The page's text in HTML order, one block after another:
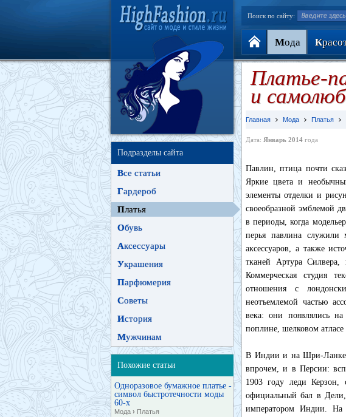
Поиск по сайту:
Мода К
Подразделы сайта
Все статьи
Гардероб
Платья
Обувь
Аксессуары
Украшения
Парфюмерия
Советы
История
Мужчинам
Похожие статьи
Одноразовое бумажное платье -
символ быстротечности моды
60-х
Мода › Платья
Платье-
и
Главная Мода Платья
Дата: Январь 2014 года
Павлин, птица почти
Яркие цвета и
элементы отделки и
своеобразной эмблемой
в периоды, когда
перья павлина служили
аксессуаров, а также
тканей Артура
Коммерческая студия
отношения с
неотъемлемой частью
века: они появлялись
поплине, шелковом
В Индии и на Шри-Ланке
впрочем, и в Персии:
1903 году леди Керзон,
официальный бал в Дели,
императором Индии.